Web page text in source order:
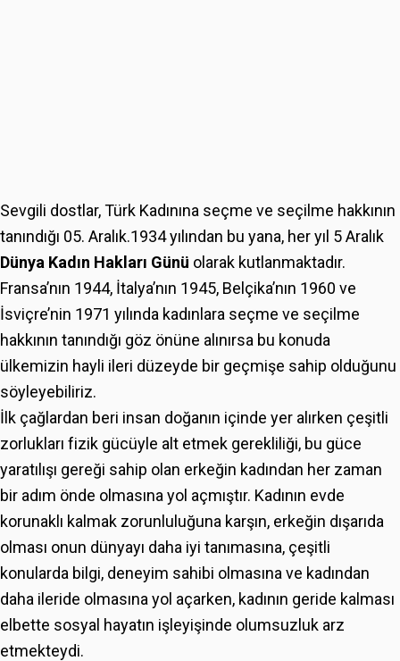
Sevgili dostlar, Türk Kadınına seçme ve seçilme hakkının
tanındığı 05. Aralık.1934 yılından bu yana, her yıl 5 Aralık
Dünya Kadın Hakları Günü olarak kutlanmaktadır.
Fransa’nın 1944, İtalya’nın 1945, Belçika’nın 1960 ve
İsviçre’nin 1971 yılında kadınlara seçme ve seçilme
hakkının tanındığı göz önüne alınırsa bu konuda
ülkemizin hayli ileri düzeyde bir geçmişe sahip olduğunu
söyleyebiliriz.
İlk çağlardan beri insan doğanın içinde yer alırken çeşitli
zorlukları fizik gücüyle alt etmek gerekliliği, bu güce
yaratılışı gereği sahip olan erkeğin kadından her zaman
bir adım önde olmasına yol açmıştır. Kadının evde
korunaklı kalmak zorunluluğuna karşın, erkeğin dışarıda
olması onun dünyayı daha iyi tanımasına, çeşitli
konularda bilgi, deneyim sahibi olmasına ve kadından
daha ileride olmasına yol açarken, kadının geride kalması
elbette sosyal hayatın işleyişinde olumsuzluk arz
etmekteydi.